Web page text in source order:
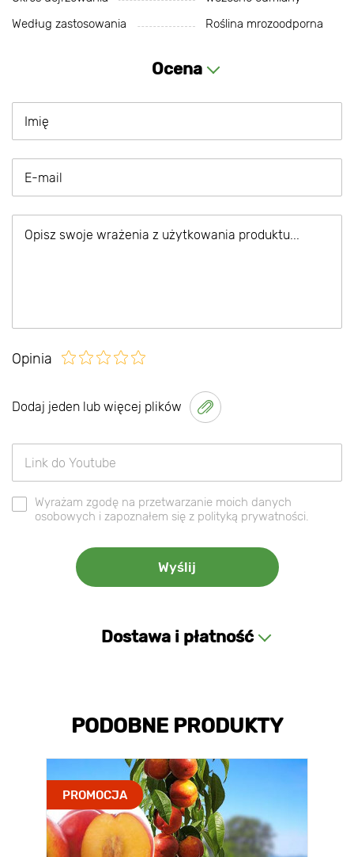
Według zastosowania
Roślina mrozoodporna
Ocena
Opinia
Dodaj jeden lub więcej plików
Wyrażam zgodę na przetwarzanie moich danych
osobowych i zapoznałem się z polityką prywatności.
Dostawa i płatność
PODOBNE PRODUKTY
PROMOCJA